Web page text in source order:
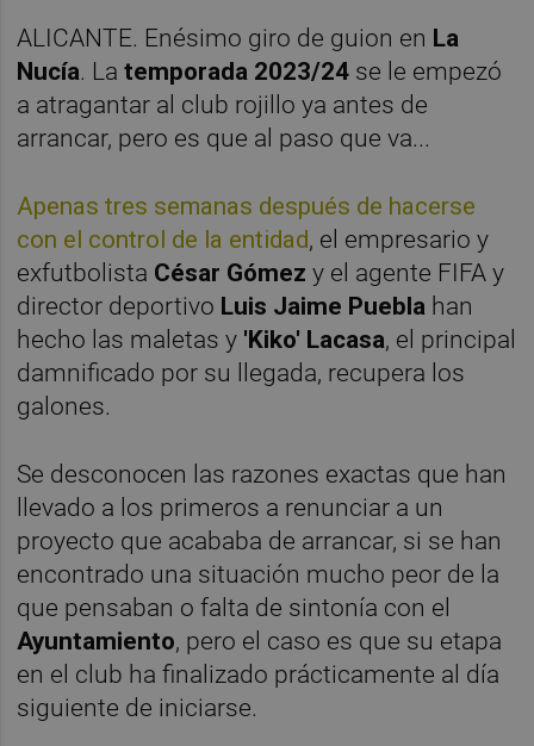
ALICANTE. Enésimo giro de guion en La
Nucía. Latemporada 2023/24 se le empezó
a atragantar al club rojillo ya antes de
arrancar, pero es que al paso que va...
Apenas tres semanas después de hacerse
con el control de la entidad, el empresario y
exfutbolista César Gómez y el agente FIFA y
director deportivo Luis Jaime Puebla han
hecho las maletas y 'Kiko' Lacasa, el principal
damnificado por su llegada, recupera los
galones.
Se desconocen las razones exactas que han
llevado a los primeros a renunciar a un
proyecto que acababa de arrancar, si se han
encontrado una situación mucho peor de la
que pensaban o falta de sintonía con el
Ayuntamiento, pero el caso es que su etapa
en el club ha finalizado prácticamente al día
siguiente de iniciarse.